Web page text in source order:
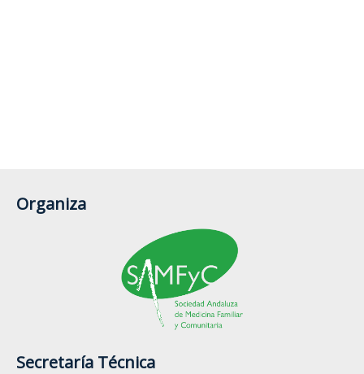
Organiza
Secretaría Técnica